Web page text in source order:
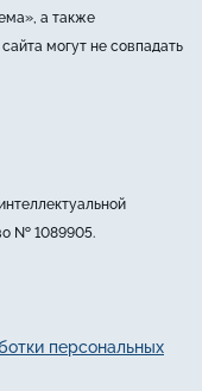
а также
могут не совпадать
№ 1089905.
персональных